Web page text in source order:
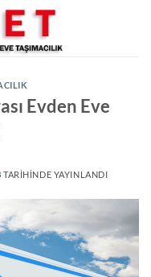
Evden Eve
TARIHINDE YAYINLANDI